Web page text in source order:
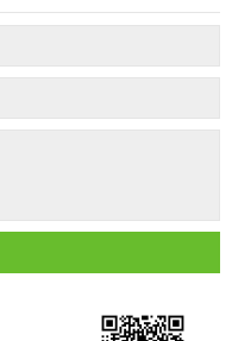
2025-07-11
2025-06-05